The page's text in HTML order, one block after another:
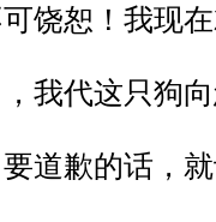
饶恕！我现
我代这只狗
道歉的话，